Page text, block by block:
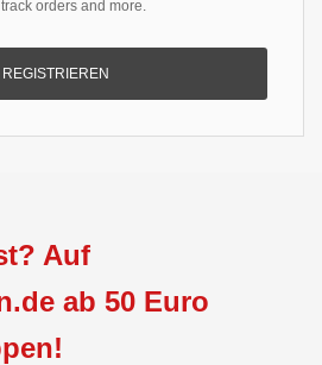
orders and more.
REGISTRIEREN
Auf
ab 50 Euro